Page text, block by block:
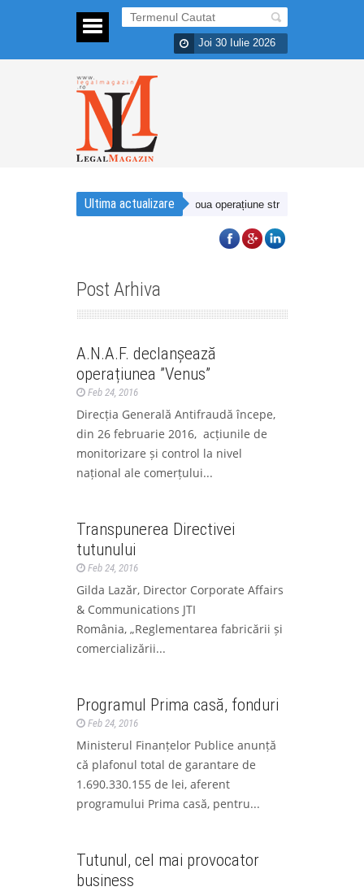
Joi 30 Iulie 2026
Ultima actualizare
în România printr-o a doua operațiune strategică desfășurată
Post Arhiva
La zi Ştiri
A.N.A.F. declanșează
operațiunea ”Venus”
Feb 24, 2016
Direcția Generală Antifraudă începe,
din 26 februarie 2016, acțiunile de
monitorizare și control la nivel
național ale comerțului...
Opinia specialistului
Transpunerea Directivei
tutunului
Feb 24, 2016
Gilda Lazăr, Director Corporate Affairs
& Communications JTI
România, „Reglementarea fabricării și
comercializării...
La zi
Programul Prima casă, fonduri
Feb 24, 2016
Ministerul Finanțelor Publice anunță
că plafonul total de garantare de
1.690.330.155 de lei, aferent
programului Prima casă, pentru...
Analize
Tutunul, cel mai provocator
business